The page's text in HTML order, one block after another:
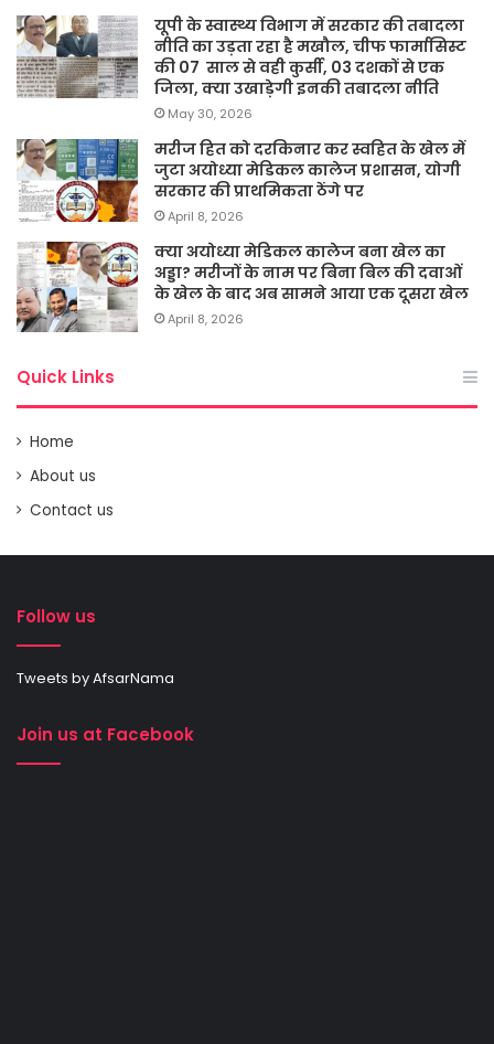
यूपी के स्वास्थ्य विभाग में सरकार की तबादला
नीति का उड़ता रहा है मखौल, चीफ फार्मासिस्ट
की 07 साल से वही कुर्सी, 03 दशकों से एक
जिला, क्या उखाड़ेगी इनकी तबादला नीति
May 30, 2026
मरीज हित को दरकिनार कर स्वहित के खेल में
जुटा अयोध्या मेडिकल कालेज प्रशासन, योगी
सरकार की प्राथमिकता ठेंगे पर
April 8, 2026
क्या अयोध्या मेडिकल कालेज बना खेल का
अड्डा? मरीजों के नाम पर बिना बिल की दवाओं
के खेल के बाद अब सामने आया एक दूसरा खेल
April 8, 2026
Quick Links
Home
About us
Contact us
Follow us
Tweets by AfsarNama
Join us at Facebook